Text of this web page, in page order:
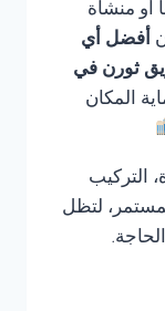
أو منشأة
أفضل أي
ثورن في
المكان
التركيب
لتظل